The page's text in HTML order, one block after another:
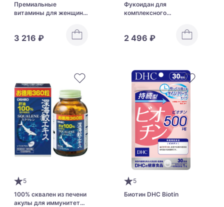
Премиальные
витамины для женщин
3 216 ₽
Фукоидан для
комплексного
Fucoidan
2 496 ₽
5
100% сквален из печени
акулы для иммунитета
5
Биотин DHC Biotin